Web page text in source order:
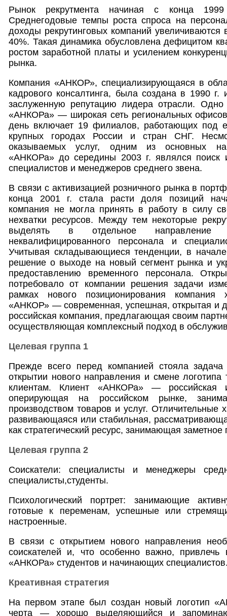
Рынок рекрутмента начиная с конца
Среднегодовые темпы роста спроса на
доходы рекрутинговых компаний
40%. Такая динамика обусловлена дефицитом
ростом заработной платы и усилением
рынка.
Компания «АНКОР», специализирующаяся в
кадрового консалтинга, была создана в 1990
заслуженную репутацию лидера отрасли.
«АНКОРа» — широкая сеть региональных
день включает 19 филиалов, работающих под
крупных городах России и стран СНГ.
оказываемых услуг, одним из основных
«АНКОРа» до середины 2003 г. являлся поиск
специалистов и менеджеров среднего звена.
В связи с активизацией розничного рынка в
конца 2001 г. стала расти доля позиций
компания не могла принять в работу в силу
нехватки ресурсов. Между тем некоторые
выделять в отдельное
неквалифицированного персонала и
Учитывая складывающиеся тенденции, в
решение о выходе на новый сегмент рынка и
предоставлению временного персонала.
потребовало от компании решения задачи
рамках нового позиционирования компания
«АНКОР» — современная, успешная, открытая и
российская компания, предлагающая своим
осуществляющая комплексный подход в
Целевая группа 1
Прежде всего перед компанией стояла
открытии нового направления и смене логотипа
клиентам. Клиент «АНКОРа» — российская
оперирующая на российском рынке,
производством товаров и услуг. Отличительные
развивающаяся или стабильная,
как стратегический ресурс, занимающая
Целевая группа 2
Соискатели: специалисты и менеджеры
специалисты,студенты.
Психологический портрет: занимающие
готовые к переменам, успешные или
настроенные.
В связи с открытием нового направления
соискателей и, что особенно важно, привлечь
«АНКОРа» студентов и начинающих
Креативная стратегия
На первом этапе был создан новый логотип
черта — хорошо выделяющийся и